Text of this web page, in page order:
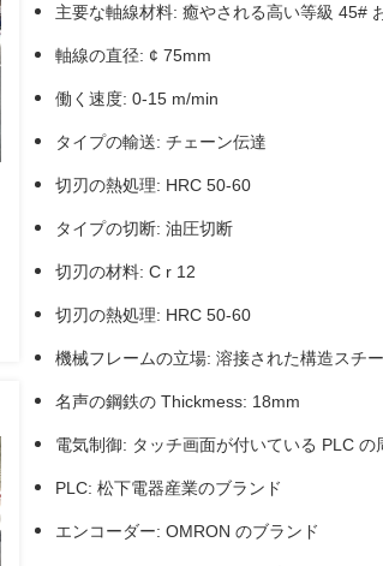
主要な軸線材料: 癒やされる高い等級 45#
軸線の直径: ¢ 75mm
働く速度: 0-15 m/min
タイプの輸送: チェーン伝達
切刃の熱処理: HRC 50-60
タイプの切断: 油圧切断
切刃の材料: C r 12
切刃の熱処理: HRC 50-60
機械フレームの立場: 溶接された構造スチ
名声の鋼鉄の Thickmess: 18mm
電気制御: タッチ画面が付いている PLC の
PLC: 松下電器産業のブランド
エンコーダー: OMRON のブランド